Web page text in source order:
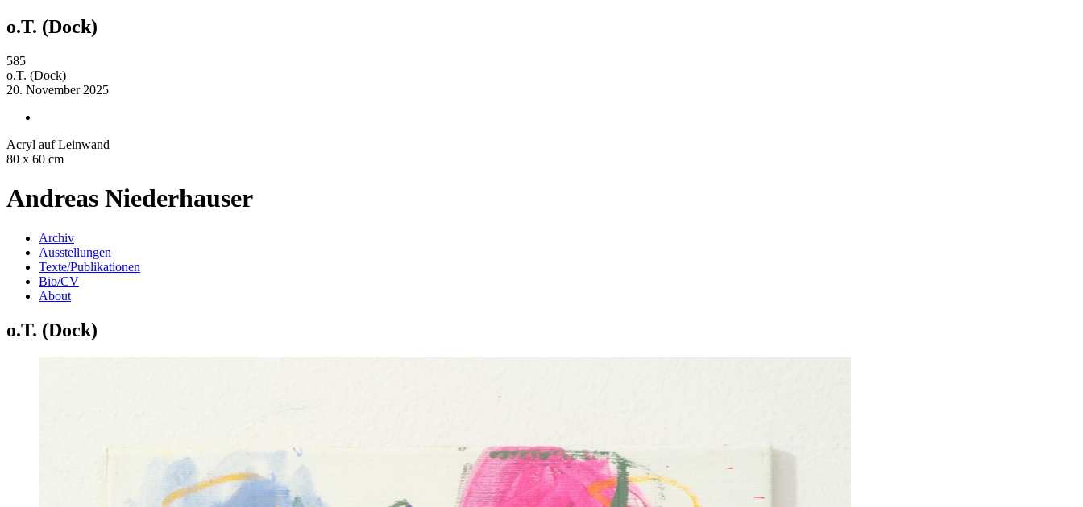
o.T. (Dock)
585
o.T. (Dock)
20. November 2025
Acryl auf Leinwand
80 x 60 cm
Andreas Niederhauser
Archiv
Ausstellungen
Texte/Publikationen
Bio/CV
About
o.T. (Dock)